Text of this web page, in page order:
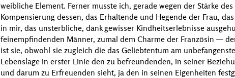
weibliche Element. Ferner musste ich, gerade wegen der Stärke
Kompensierung dessen, das Erhaltende und Hegende der Frau,
in mir, das unsterbliche, dank gewisser Kindheitserlebnisse
feinempfindenden Männer, zumal dem Charme der Französin —
ist sie, obwohl sie zugleich die das Geliebtentum am
Lebenslage in erster Linie den zu befreundenden, in seiner
und darum zu Erfreuenden sieht, ja den in seinen Eigenheiten